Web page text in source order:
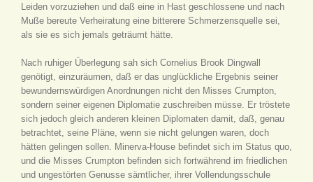
Leiden vorzuziehen und daß eine in Hast geschlossene und nach
Muße bereute Verheiratung eine bitterere Schmerzensquelle sei,
als sie es sich jemals geträumt hätte.
Nach ruhiger Überlegung sah sich Cornelius Brook Dingwall
genötigt, einzuräumen, daß er das unglückliche Ergebnis seiner
bewundernswürdigen Anordnungen nicht den Misses Crumpton,
sondern seiner eigenen Diplomatie zuschreiben müsse. Er tröstete
sich jedoch gleich anderen kleinen Diplomaten damit, daß, genau
betrachtet, seine Pläne, wenn sie nicht gelungen waren, doch
hätten gelingen sollen. Minerva-House befindet sich im Status quo,
und die Misses Crumpton befinden sich fortwährend im friedlichen
und ungestörten Genusse sämtlicher, ihrer Vollendungsschule